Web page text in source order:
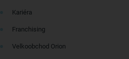
Kariéra
Franchising
Velkoobchod Orion